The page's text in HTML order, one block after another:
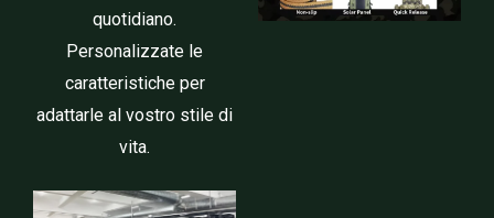
quotidiano.
Personalizzate le
caratteristiche per
adattarle al vostro stile di
vita.